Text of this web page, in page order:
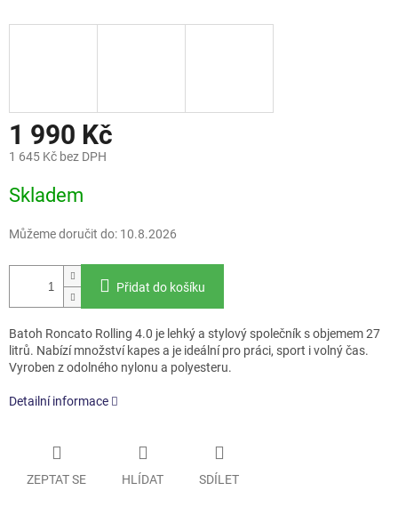
1 990 Kč
1 645 Kč bez DPH
cena:
Skladem
Můžeme doručit do: 10.8.2026
Přidat do košíku
Batoh Roncato Rolling 4.0 je lehký a stylový společník s objemem 27
litrů. Nabízí množství kapes a je ideální pro práci, sport i volný čas.
Vyroben z odolného nylonu a polyesteru.
Detailní informace
ZEPTAT SE HLÍDAT SDÍLET